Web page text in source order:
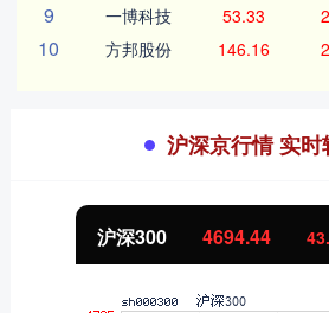
9 一博科技 53.33
10 方邦股份 146.16
沪深京行情 实时
沪深300 4694.44